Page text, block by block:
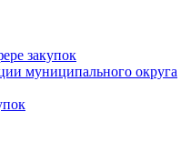
закупок
муниципального округа